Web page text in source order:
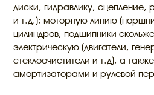
диски, гидравлику,
и т.д.); моторную линию
цилиндров, подшипники
электрическую (двигатели,
стеклоочистители и т.д), а
амортизаторами и рулевой